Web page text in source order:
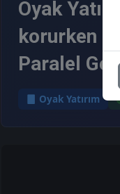
Oyak
korurken
Paralel
Oyak Yatırım